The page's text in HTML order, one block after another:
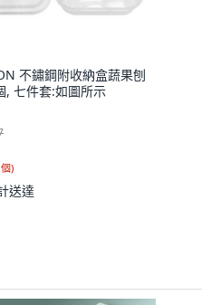
不鏽鋼附收納盒蔬果刨
, 七件套:如圖所示
)
送達